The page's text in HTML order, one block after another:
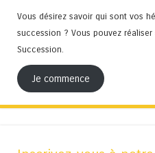
Vous désirez savoir qui sont vos
succession ? Vous pouvez
Succession.
Je commence